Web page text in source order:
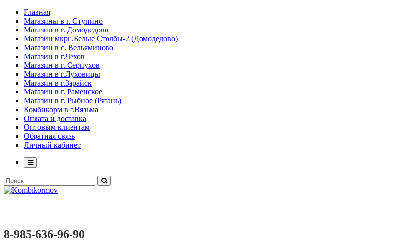
Главная
Магазины в г. Ступино
Магазин в г. Домодедово
Магазин мкрн.Белые Столбы-2 (Домодедово)
Магазин в с. Вельяминово
Магазин в г.Чехов
Магазин в г. Серпухов
Магазин в г.Луховицы
Магазин в г.Зарайск
Магазин в г. Раменское
Магазин в г. Рыбное (Рязань)
Комбикорм в г.Вязьма
Оплата и доставка
Оптовым клиентам
Обратная связь
Личный кабинет
8-985-636-96-90